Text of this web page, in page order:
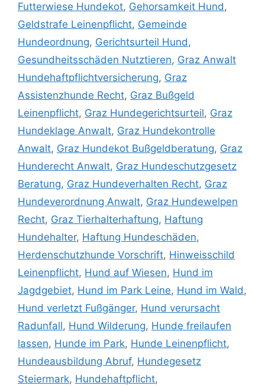
Futterwiese Hundekot, Gehorsamkeit Hund,
Geldstrafe Leinenpflicht, Gemeinde
Hundeordnung, Gerichtsurteil Hund,
Gesundheitsschäden Nutztieren, Graz Anwalt
Hundehaftpflichtversicherung, Graz
Assistenzhunde Recht, Graz Bußgeld
Leinenpflicht, Graz Hundegerichtsurteil, Graz
Hundeklage Anwalt, Graz Hundekontrolle
Anwalt, Graz Hundekot Bußgeldberatung, Graz
Hunderecht Anwalt, Graz Hundeschutzgesetz
Beratung, Graz Hundeverhalten Recht, Graz
Hundeverordnung Anwalt, Graz Hundewelpen
Recht, Graz Tierhalterhaftung, Haftung
Hundehalter, Haftung Hundeschäden,
Herdenschutzhunde Vorschrift, Hinweisschild
Leinenpflicht, Hund auf Wiesen, Hund im
Jagdgebiet, Hund im Park Leine, Hund im Wald,
Hund verletzt Fußgänger, Hund verursacht
Radunfall, Hund Wilderung, Hunde freilaufen
lassen, Hunde im Park, Hunde Leinenpflicht,
Hundeausbildung Abruf, Hundegesetz
Steiermark, Hundehaftpflicht,